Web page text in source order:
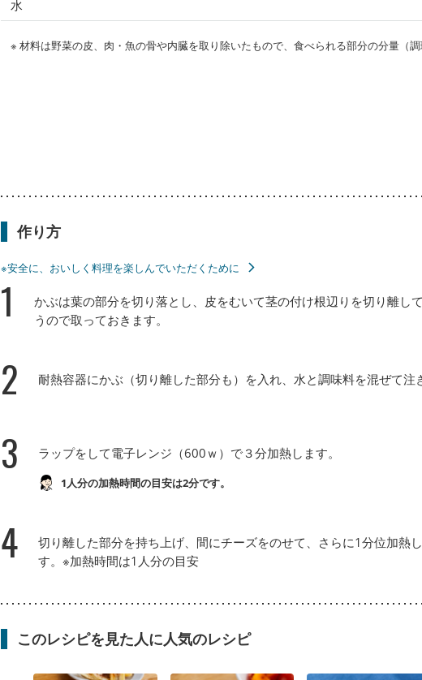
水
※ 材料は野菜の皮、肉・魚の骨や内臓を取り除いたもので、食べられる部分の分量（調
作り方
※安全に、おいしく料理を楽しんでいただくために
1
かぶは葉の部分を切り落とし、皮をむいて茎の付け根辺りを切り離し
うので取っておきます。
2 耐熱容器にかぶ（切り離した部分も）を入れ、水と調味料を混ぜて注
3 ラップをして電子レンジ（600ｗ）で３分加熱します。
1人分の加熱時間の目安は2分です。
4
切り離した部分を持ち上げ、間にチーズをのせて、さらに1分位加熱
す。※加熱時間は1人分の目安
このレシピを見た人に人気のレシピ